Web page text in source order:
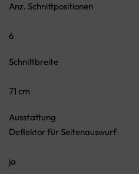
Anz. Schnittpositionen
6
Schnittbreite
71 cm
Ausstattung
Deflektor für Seitenauswurf
ja